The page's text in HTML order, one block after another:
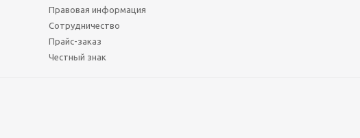
Правовая информация
Сотрудничество
Прайс-заказ
Честный знак